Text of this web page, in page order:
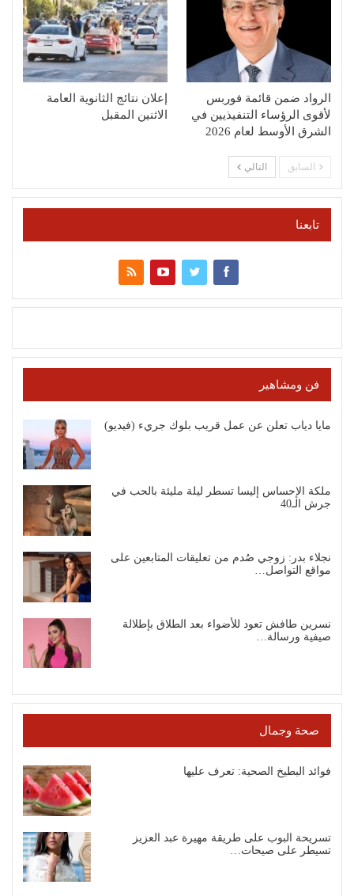
الرواد ضمن قائمة فوربس
لأقوى الرؤساء التنفيذيين في
الشرق الأوسط لعام 2026
إعلان نتائج الثانوية العامة
الاثنين المقبل
السابق التالي
تابعنا
فن ومشاهير
مايا دياب تعلن عن عمل قريب بلوك جريء (فيديو)
ملكة الإحساس إليسا تسطر ليلة مليئة بالحب في
جرش الـ40
نجلاء بدر: زوجي صُدم من تعليقات المتابعين على
مواقع التواصل…
نسرين طافش تعود للأضواء بعد الطلاق بإطلالة
صيفية ورسالة…
صحة وجمال
فوائد البطيخ الصحية: تعرف عليها
تسريحة البوب على طريقة مهيرة عبد العزيز
تسيطر على صيحات…